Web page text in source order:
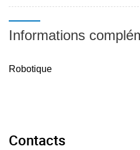
Informations
Robotique
Contacts